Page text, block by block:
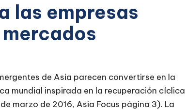
las empresas
de Asia parecen convertirse en la
mundial inspirada en la recuperación cíclica
marzo de 2016, Asia Focus página 3). La